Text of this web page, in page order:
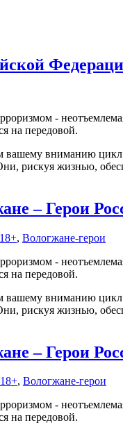
-
на передовой.
вашему вниманию
рискуя жизнью,
– Герои
18+, Вологжане-герои
-
на передовой.
вашему вниманию
рискуя жизнью,
– Герои
18+, Вологжане-герои
-
на передовой.